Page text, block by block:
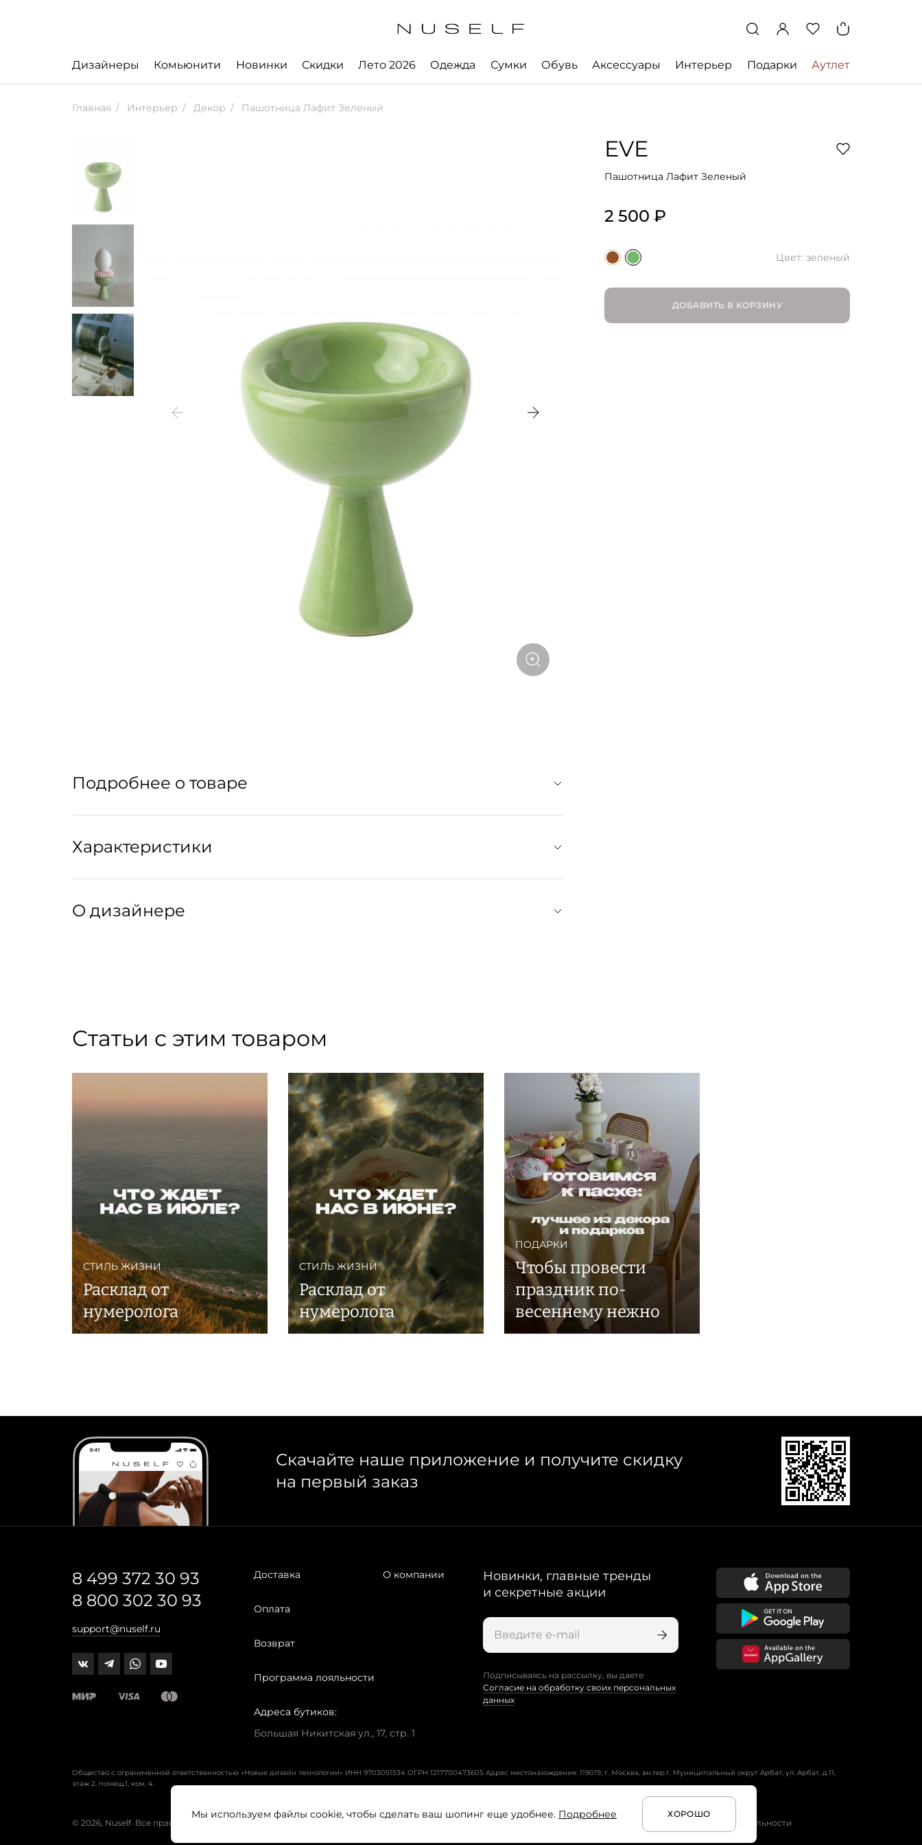
Дизайнеры Комьюнити Новинки Скидки Лето 2026 Одежда Сумки Обувь Аксессуары Интерьер Подарки Аутлет
Главная Интерьер Декор Пашотница Лафит Зеленый
EVE
Пашотница Лафит Зеленый
2 500 ₽
Цвет: зеленый
ДОБАВИТЬ В КОРЗИНУ
Подробнее о товаре
Характеристики
Артикул производителя: eve021
О дизайнере
Статьи с этим товаром
СТИЛЬ ЖИЗНИ
Расклад от
нумеролога
СТИЛЬ ЖИЗНИ
Расклад от
нумеролога
ПОДАРКИ
Чтобы провести
праздник по-
весеннему нежно
Скачайте наше приложение и получите скидку
на первый заказ
8 499 372 30 93
8 800 302 30 93
support@nuself.ru
Доставка
Оплата
Возврат
Программа лояльности
О компании
Адреса бутиков:
Большая Никитская ул., 17, стр. 1
Новинки, главные тренды
и секретные акции
Подписываясь на рассылку, вы даете
Согласие на обработку своих персональных
данных
Общество с ограниченной ответственностью «Новые дизайн технологии» ИНН 9703051534 ОГРН 1217700473605 Адрес местонахождения: 119019, г. Москва, вн.тер.г. Муниципальный округ Арбат, ул. Арбат, д.11,
этаж 2, помещ.1, ком. 4.
© 2026, Nuself. Все права защищены. Политика конфиденциальности Условия программы лояльности
Мы используем файлы cookie, чтобы сделать ваш шопинг еще удобнее. Подробнее ХОРОШО